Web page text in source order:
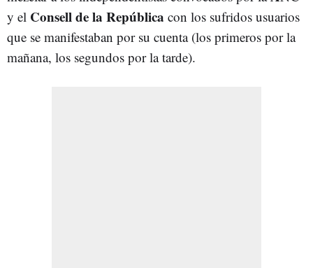
y el Consell de la República con los sufridos usuarios
que se manifestaban por su cuenta (los primeros por la
mañana, los segundos por la tarde).